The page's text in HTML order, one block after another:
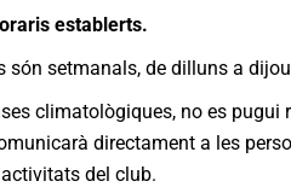
establerts.
són setmanals, de dilluns a
climatològiques, no es
directament a les
del club.